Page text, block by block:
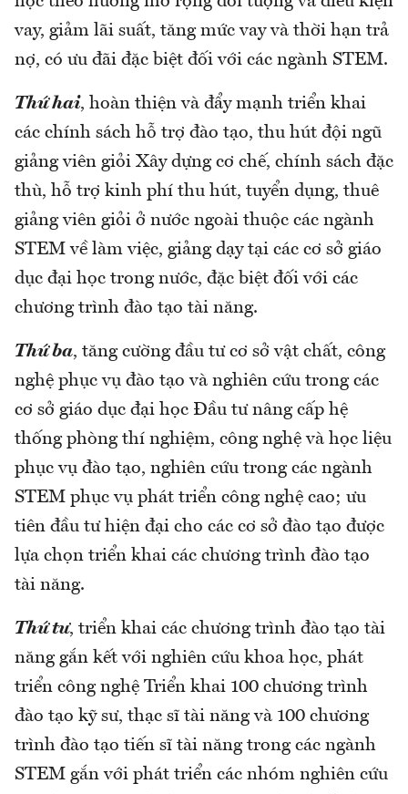
vay, giảm lãi suất, tăng mức vay và thời hạn trả
nợ, có ưu đãi đặc biệt đối với các ngành STEM.
Thứ hai, hoàn thiện và đẩy mạnh triển khai
các chính sách hỗ trợ đào tạo, thu hút đội ngũ
giảng viên giỏi Xây dựng cơ chế, chính sách đặc
thù, hỗ trợ kinh phí thu hút, tuyển dụng, thuê
giảng viên giỏi ở nước ngoài thuộc các ngành
STEM về làm việc, giảng dạy tại các cơ sở giáo
dục đại học trong nước, đặc biệt đối với các
chương trình đào tạo tài năng.
Thứ ba, tăng cường đầu tư cơ sở vật chất, công
nghệ phục vụ đào tạo và nghiên cứu trong các
cơ sở giáo dục đại học Đầu tư nâng cấp hệ
thống phòng thí nghiệm, công nghệ và học liệu
phục vụ đào tạo, nghiên cứu trong các ngành
STEM phục vụ phát triển công nghệ cao; ưu
tiên đầu tư hiện đại cho các cơ sở đào tạo được
lựa chọn triển khai các chương trình đào tạo
tài năng.
Thứ tư, triển khai các chương trình đào tạo tài
năng gắn kết với nghiên cứu khoa học, phát
triển công nghệ Triển khai 100 chương trình
đào tạo kỹ sư, thạc sĩ tài năng và 100 chương
trình đào tạo tiến sĩ tài năng trong các ngành
STEM gắn với phát triển các nhóm nghiên cứu